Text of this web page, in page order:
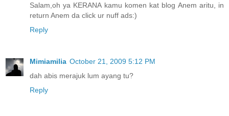
Salam,oh ya KERANA kamu komen kat blog Anem aritu, in
return Anem da click ur nuff ads:)
Reply
Mimiamilia October 21, 2009 5:12 PM
dah abis merajuk lum ayang tu?
Reply